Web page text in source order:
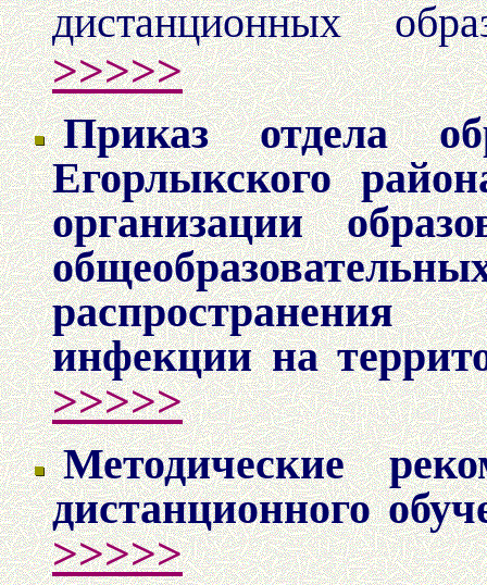
дистанционных
>>>>>
Приказ отдела
Егорлыкского
организации
инфекции на
>>>>>
Методические
дистанционного
>>>>>